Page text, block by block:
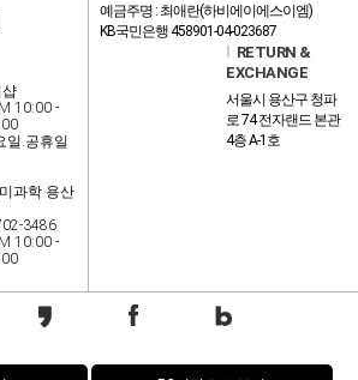
샵
10:00 -
일.공휴일
과학 용산
3486
10:00 -
예금주명 : 최애란(하비에이에스이엠)
KB국민은행 458901-04-023687
l RETURN &
EXCHANGE
서울시 용산구 청파
로 74 전자랜드 본관
4층 A-1호